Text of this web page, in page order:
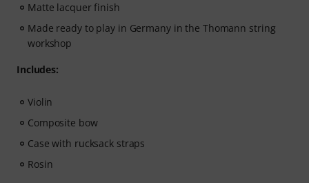
Matte lacquer finish
Made ready to play in Germany in the Thomann string
workshop
Includes:
Violin
Composite bow
Case with rucksack straps
Rosin